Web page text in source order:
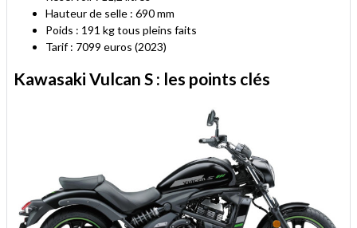
Hauteur de selle : 690 mm
Poids : 191 kg tous pleins faits
Tarif : 7099 euros (2023)
Kawasaki Vulcan S : les points clés